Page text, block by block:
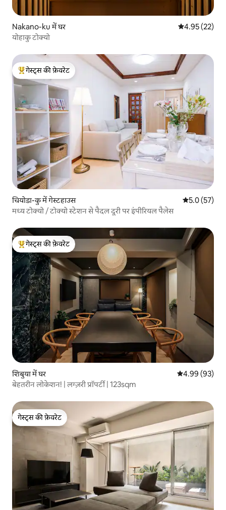
Nakano-ku में घर औसत रेटिंग 5 में
4.95 (22)
योहाकु टोक्यो
गेस्ट्स का टॉप फ़ेवरेट
गेस्ट्स की फ़ेवरेट
चियोडा-कु में गेस्टहाउस औसत रेटिंग 5
5.0 (57)
मध्य टोक्यो / टोक्यो स्टेशन से पैदल दूरी पर इंपीरियल पैलेस
गेस्ट्स का टॉप फ़ेवरेट
गेस्ट्स की फ़ेवरेट
शिबुया में घर औसत रेटिंग 5 में
4.99 (93)
बेहतरीन लोकेशन! | लग्ज़री प्रॉपर्टी | 123sqm
गेस्ट्स की फ़ेवरेट
गेस्ट्स की फ़ेवरेट